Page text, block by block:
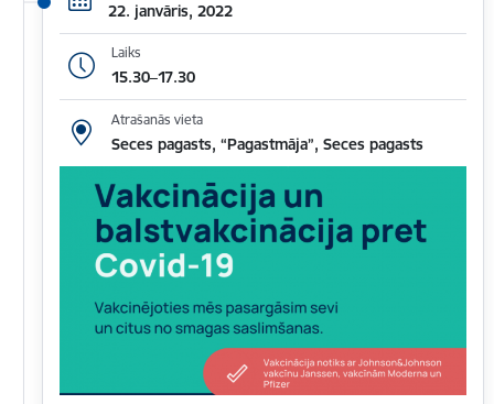
22. janvāris, 2022
Laiks
15.30–17.30
Atrašanās vieta
Seces pagasts, “Pagastmāja”, Seces pagasts